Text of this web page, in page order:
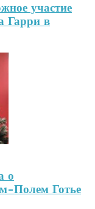
участие
Гарри в
о
Полем Готье